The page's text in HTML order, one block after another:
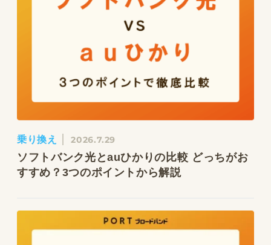
乗り換え 2026.7.29
ソフトバンク光とauひかりの比較 どっちがお
すすめ？3つのポイントから解説